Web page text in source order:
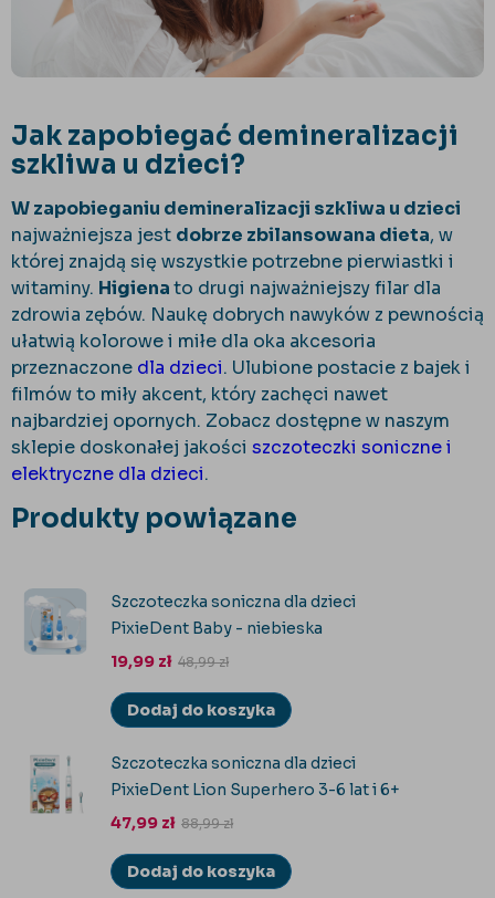
Jak zapobiegać demineralizacji
szkliwa u dzieci?
W zapobieganiu demineralizacji szkliwa u dzieci
najważniejsza jest dobrze zbilansowana dieta, w
której znajdą się wszystkie potrzebne pierwiastki i
witaminy. Higienato drugi najważniejszy filar dla
zdrowia zębów. Naukę dobrych nawyków z pewnością
ułatwią kolorowe i miłe dla oka akcesoria
przeznaczone dla dzieci. Ulubione postacie z bajek i
filmów to miły akcent, który zachęci nawet
najbardziej opornych. Zobacz dostępne w naszym
sklepie doskonałej jakości szczoteczki soniczne i
elektryczne dla dzieci.
Produkty powiązane
Szczoteczka soniczna dla dzieci
PixieDent Baby - niebieska
19,99 zł 48,99zł
Dodaj do koszyka
Szczoteczka soniczna dla dzieci
PixieDent Lion Superhero 3-6 lat i 6+
47,99 zł 88,99zł
Dodaj do koszyka